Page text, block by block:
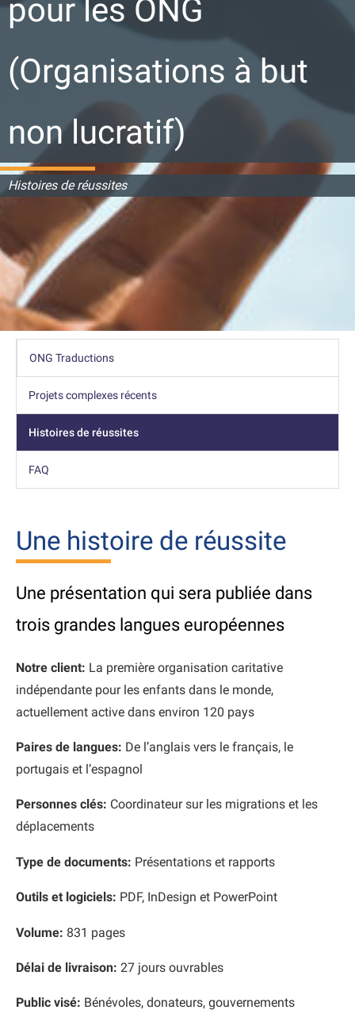
pour les ONG
(Organisations à but
non lucratif)
Histoires de réussites
ONG Traductions
Projets complexes récents
Histoires de réussites
FAQ
Une histoire de réussite
Une présentation qui sera publiée dans
trois grandes langues européennes
Notre client: La première organisation caritative
indépendante pour les enfants dans le monde,
actuellement active dans environ 120 pays
Paires de langues: De l’anglais vers le français, le
portugais et l’espagnol
Personnes clés: Coordinateur sur les migrations et les
déplacements
Type de documents: Présentations et rapports
Outils et logiciels: PDF, InDesign et PowerPoint
Volume: 831 pages
Délai de livraison: 27 jours ouvrables
Public visé: Bénévoles, donateurs, gouvernements